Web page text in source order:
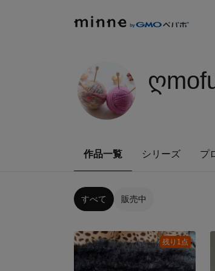
作品一覧 シリーズ プ
すべて 販売中
残り1点